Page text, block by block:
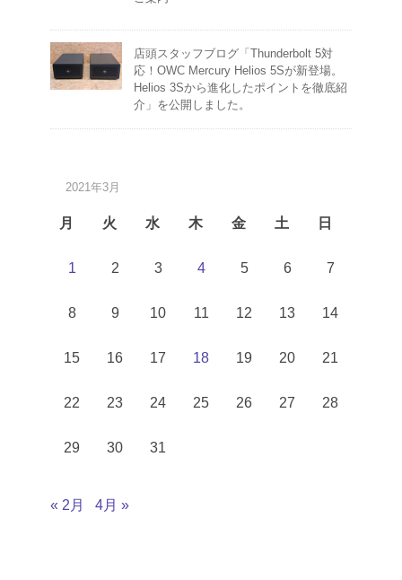
店頭スタッフブログ「Thunderbolt 5対
応！OWC Mercury Helios 5Sが新登場。
Helios 3Sから進化したポイントを徹底紹
介」を公開しました。
2021年3月
月 火 水 木 金 土 日
1 2 3 4 5 6 7
8 9 10 11 12 13 14
15 16 17 18 19 20 21
22 23 24 25 26 27 28
29 30 31
« 2月 4月 »